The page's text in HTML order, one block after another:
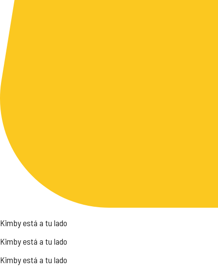
Kimby está a tu lado
Kimby está a tu lado
Kimby está a tu lado